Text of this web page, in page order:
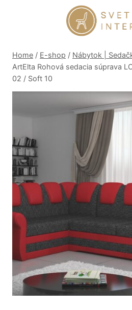
Home / E-shop / Nábytok |
ArtElta Rohová sedacia súprava
02 / Soft 10